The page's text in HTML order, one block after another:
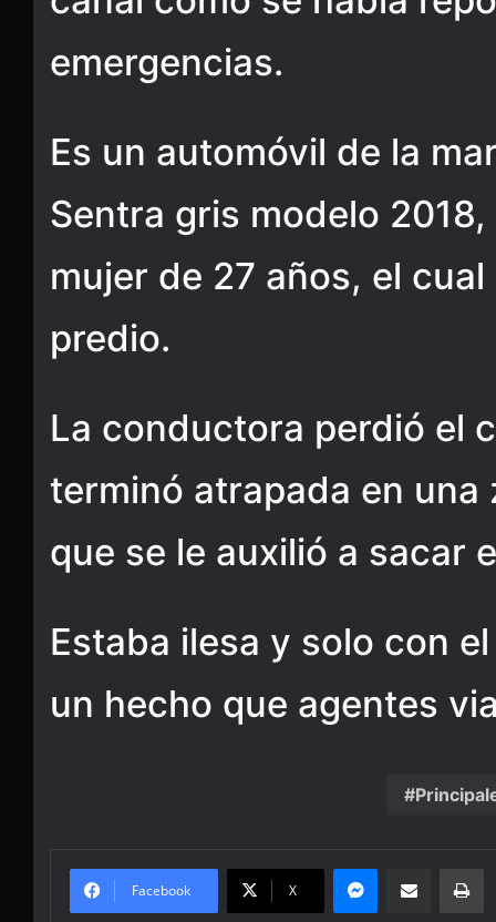
emergencias.
Es un automóvil de la
Sentra gris modelo
mujer de 27 años, el
predio.
La conductora perdió el
terminó atrapada en una
que se le auxilió a sacar
Estaba ilesa y solo con
un hecho que agentes
Facebook X
Messenger
Share via Email